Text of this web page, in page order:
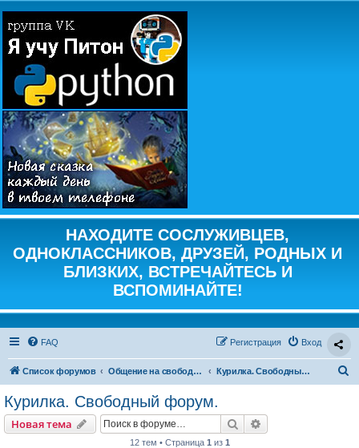
НАХОДИТЕ СОСЛУЖИВЦЕВ,
ОДНОКЛАССНИКОВ, ДРУЗЕЙ, РОДНЫХ И
БЛИЗКИХ, ВСТРЕЧАЙТЕСЬ И
ВСПОМИНАЙТЕ!
FAQ Вход
Регистрация
Список форумов Общение на свободные темы Курилка. Свободный форум.
Курилка. Свободный форум.
Новая тема Поиск
12 тем • Страница 1 из 1